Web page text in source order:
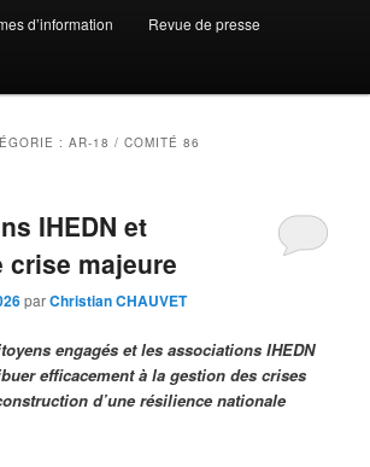
d’information Revue de presse
:AR-18 / COMITÉ 86
IHEDN et
crise majeure
parChristian CHAUVET
engagés et les associations IHEDN
efficacement à la gestion des crises
d’une résilience nationale